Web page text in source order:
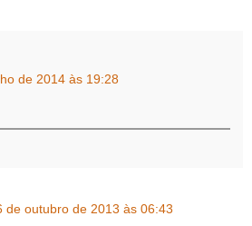
de 2014 às 19:28
de outubro de 2013 às 06:43